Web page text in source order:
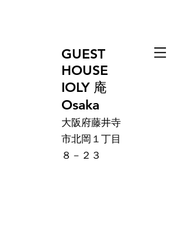
GUEST
HOUSE
IOLY 庵
Osaka
大阪府藤井寺
市北岡１丁目
８－２３